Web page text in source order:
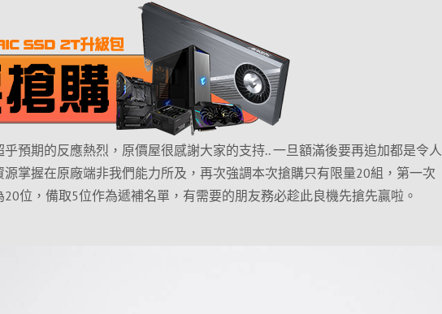
預期的反應熱烈，原價屋很感謝大家的支持.. 一旦額滿後要再追加都是令人
掌握在原廠端非我們能力所及，再次強調本次搶購只有限量20組，第一次
位，備取5位作為遞補名單，有需要的朋友務必趁此良機先搶先贏啦。